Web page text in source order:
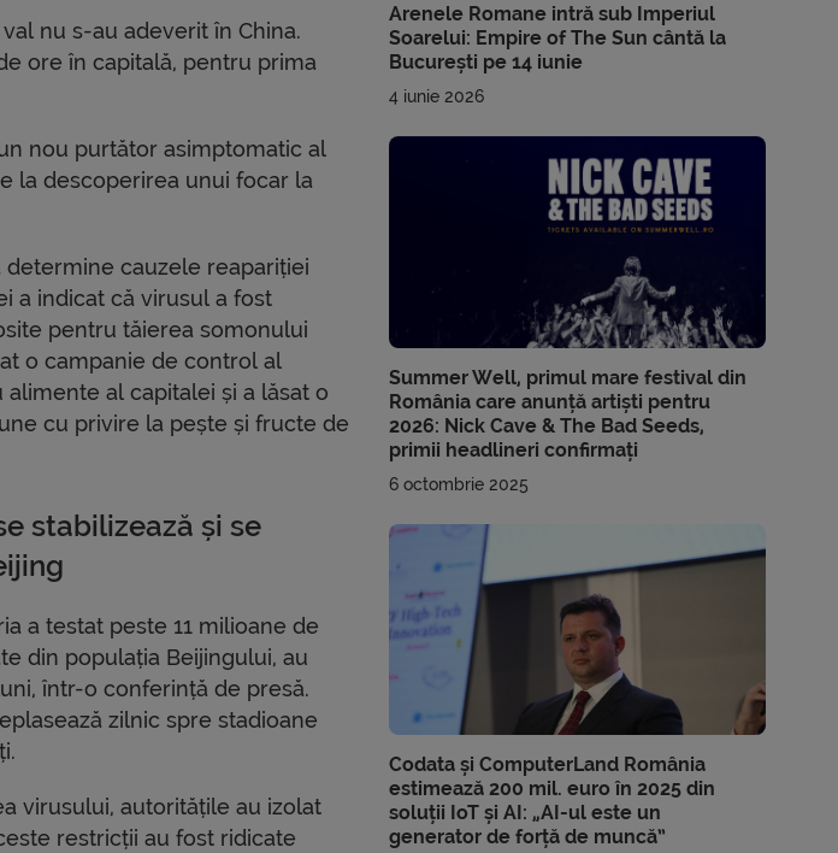
nu s-au adeverit în China.
ore în capitală, pentru prima
nou purtător asimptomatic al
la descoperirea unui focar la
cauzele reapariției
a indicat că virusul a fost
pentru tăierea somonului
o campanie de control al
al capitalei și a lăsat o
cu privire la pește și fructe de
stabilizează și se
a testat peste 11 milioane de
din populația Beijingului, au
într-o conferință de presă.
zilnic spre stadioane
virusului, autoritățile au izolat
restricții au fost ridicate
Arenele Romane intră sub Imperiul
Soarelui: Empire of The Sun cântă la
București pe 14 iunie
4 iunie 2026
Summer Well, primul mare festival din
România care anunță artiști pentru
2026: Nick Cave & The Bad Seeds,
primii headlineri confirmați
6 octombrie 2025
Codata și ComputerLand România
estimează 200 mil. euro în 2025 din
soluții IoT și AI: „AI-ul este un
generator de forță de muncă”